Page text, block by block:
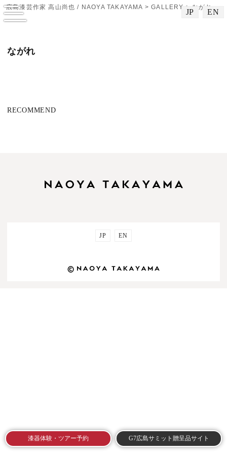
JP EN
メニューを開閉する
広島漆芸作家 高山尚也 / NAOYA TAKAYAMA >GALLERY > ながれ
ながれ
RECOMMEND
JP EN
©
漆器体験・ツアー予約 G7広島サミット贈呈品サイト